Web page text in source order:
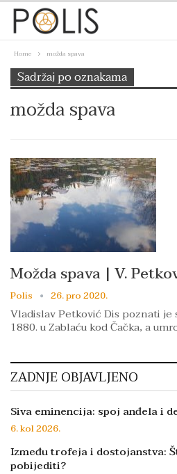
Home možda spava
Sadržaj po oznakama
možda spava
Možda spava | V.
Polis 26. pro 2020.
Vladislav Petković Dis poznati je
1880. u Zablaću kod Čačka, a
ZADNJE OBJAVLJENO
Siva eminencija: spoj anđela i
6. kol 2026.
Između trofeja i dostojanstva:
pobijediti?